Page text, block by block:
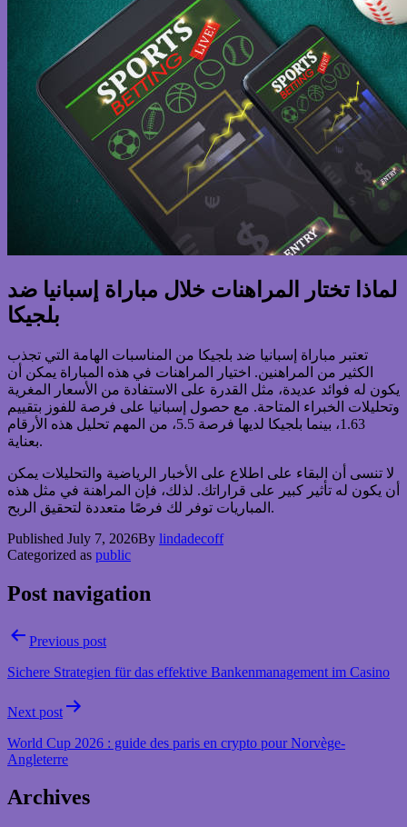
لماذا تختار المراهنات خلال مباراة إسبانيا ضد
بلجيكا
تعتبر مباراة إسبانيا ضد بلجيكا من المناسبات الهامة التي تجذب
الكثير من المراهنين. اختيار المراهنات في هذه المباراة يمكن أن
يكون له فوائد عديدة، مثل القدرة على الاستفادة من الأسعار المغرية
وتحليلات الخبراء المتاحة. مع حصول إسبانيا على فرصة للفوز بتقييم
1.63، بينما بلجيكا لديها فرصة 5.5، من المهم تحليل هذه الأرقام
بعناية.
لا تنسى أن البقاء على اطلاع على الأخبار الرياضية والتحليلات يمكن
أن يكون له تأثير كبير على قراراتك. لذلك، فإن المراهنة في مثل هذه
المباريات توفر لك فرصًا متعددة لتحقيق الربح.
Published July 7, 2026By lindadecoff
Categorized as public
Post navigation
Previous post
Sichere Strategien für das effektive Bankenmanagement im Casino
Next post
World Cup 2026 : guide des paris en crypto pour Norvège-
Angleterre
Archives